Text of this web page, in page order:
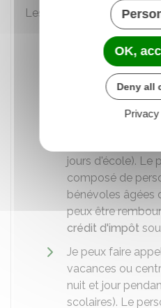
Les solutions possibles
Uniquement si je
bénéficier du
du mode de garde
même une
garde à domicile.
jours d'école). Le
composé de
bénévoles âgées
peux être
crédit d'impôt
Je peux faire
vacances ou
nuit et jour
scolaires). Le
OK,
Deny all